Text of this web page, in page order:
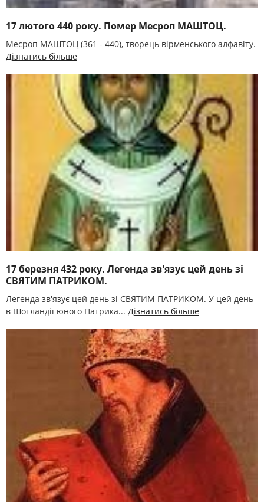
17 лютого 440 року. Помер Месроп МАШТОЦ.
Месроп МАШТОЦ (361 - 440), творець вірменського алфавіту.
Дізнатись більше
17 березня 432 року. Легенда зв'язує цей день зі
СВЯТИМ ПАТРИКОМ.
Легенда зв'язує цей день зі СВЯТИМ ПАТРИКОМ. У цей день
в Шотландії юного Патрика... Дізнатись більше